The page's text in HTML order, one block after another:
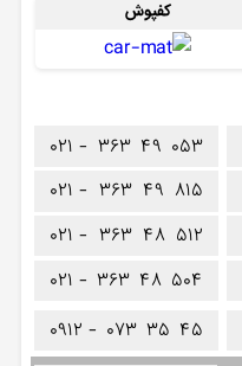
کفپوش
۰۲۱ - ۳۶۳ ۴۹ ۰۵۳
۰۲۱ - ۳۶۳ ۴۹ ۸۱۵
۰۲۱ - ۳۶۳ ۴۸ ۵۱۲
۰۲۱ - ۳۶۳ ۴۸ ۵۰۴
۰۹۱۲ - ۰۷۳ ۳۵ ۴۵